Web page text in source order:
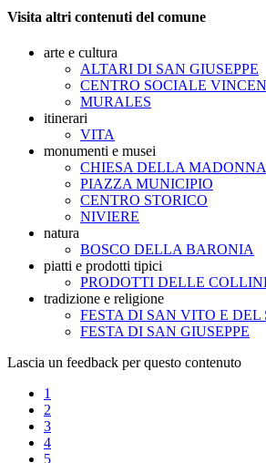
Visita altri contenuti del comune
arte e cultura
ALTARI DI SAN GIUSEPPE
CENTRO SOCIALE
MURALES
itinerari
VITA
monumenti e musei
CHIESA DELLA
PIAZZA MUNICIPIO
CENTRO STORICO
NIVIERE
natura
BOSCO DELLA BARONIA
piatti e prodotti tipici
PRODOTTI DELLE
tradizione e religione
FESTA DI SAN VITO E DEL
FESTA DI SAN GIUSEPPE
Lascia un feedback per questo contenuto
1
2
3
4
5